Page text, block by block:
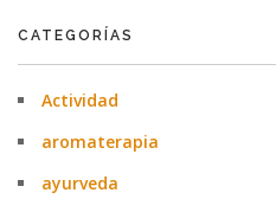
CATEGORÍAS
Actividad
aromaterapia
ayurveda